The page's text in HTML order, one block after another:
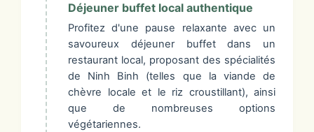
Déjeuner buffet local authentique
Profitez d'une pause relaxante avec un
savoureux déjeuner buffet dans un
restaurant local, proposant des spécialités
de Ninh Binh (telles que la viande de
chèvre locale et le riz croustillant), ainsi
que de nombreuses options
végétariennes.